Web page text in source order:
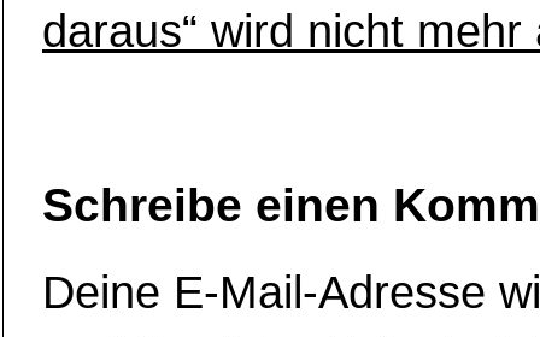
daraus“ wird nicht mehr
Schreibe einen
Deine E-Mail-Adresse